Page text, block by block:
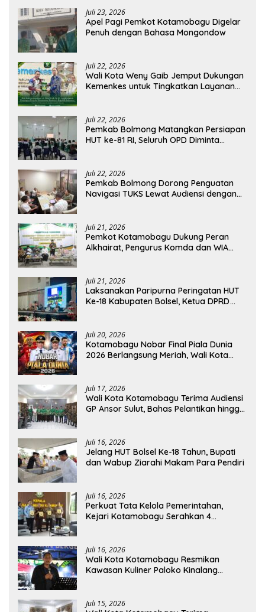
Juli 23, 2026
Apel Pagi Pemkot Kotamobagu Digelar
Penuh dengan Bahasa Mongondow
Juli 22, 2026
Wali Kota Weny Gaib Jemput Dukungan
Kemenkes untuk Tingkatkan Layanan
Juli 22, 2026
Pemkab Bolmong Matangkan Persiapan
HUT ke-81 RI, Seluruh OPD Diminta
Juli 22, 2026
Pemkab Bolmong Dorong Penguatan
Navigasi TUKS Lewat Audiensi dengan
Juli 21, 2026
Pemkot Kotamobagu Dukung Peran
Alkhairat, Pengurus Komda dan WIA
Juli 21, 2026
Laksanakan Paripurna Peringatan HUT
Ke-18 Kabupaten Bolsel, Ketua DPRD
Juli 20, 2026
Kotamobagu Nobar Final Piala Dunia
2026 Berlangsung Meriah, Wali Kota
Juli 17, 2026
Wali Kota Kotamobagu Terima Audiensi
GP Ansor Sulut, Bahas Pelantikan hingga
Juli 16, 2026
Jelang HUT Bolsel Ke-18 Tahun, Bupati
dan Wabup Ziarahi Makam Para Pendiri
Juli 16, 2026
Perkuat Tata Kelola Pemerintahan,
Kejari Kotamobagu Serahkan 4
Juli 16, 2026
Wali Kota Kotamobagu Resmikan
Kawasan Kuliner Paloko Kinalang
Juli 15, 2026